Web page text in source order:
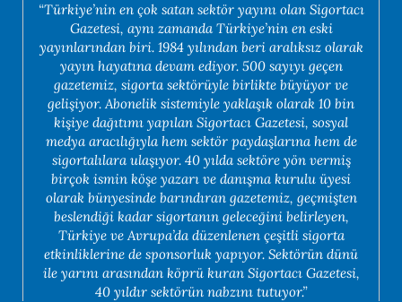
“Türkiye’nin en çok satan sektör yayını olan Sigortacı
Gazetesi, aynı zamanda Türkiye’nin en eski
yayınlarından biri. 1984 yılından beri aralıksız olarak
yayın hayatına devam ediyor. 500 sayıyı geçen
gazetemiz, sigorta sektörüyle birlikte büyüyor ve
gelişiyor. Abonelik sistemiyle yaklaşık olarak 10 bin
kişiye dağıtımı yapılan Sigortacı Gazetesi, sosyal
medya aracılığıyla hem sektör paydaşlarına hem de
sigortalılara ulaşıyor. 40 yılda sektöre yön vermiş
birçok ismin köşe yazarı ve danışma kurulu üyesi
olarak bünyesinde barındıran gazetemiz, geçmişten
beslendiği kadar sigortanın geleceğini belirleyen,
Türkiye ve Avrupa’da düzenlenen çeşitli sigorta
etkinliklerine de sponsorluk yapıyor. Sektörün dünü
ile yarını arasından köprü kuran Sigortacı Gazetesi,
40 yıldır sektörün nabzını tutuyor.”